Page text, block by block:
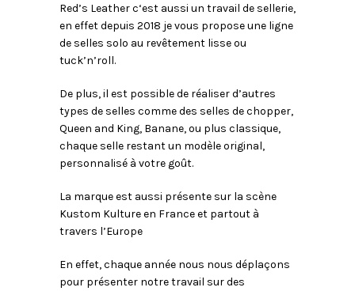
Red’s Leather c‘est aussi un travail de sellerie,
en effet depuis 2018 je vous propose une ligne
de selles solo au revêtement lisse ou
tuck’n’roll.
De plus, il est possible de réaliser d’autres
types de selles comme des selles de chopper,
Queen and King, Banane, ou plus classique,
chaque selle restant un modèle original,
personnalisé à votre goût.
La marque est aussi présente sur la scène
Kustom Kulture en France et partout à
travers l’Europe
En effet, chaque année nous nous déplaçons
pour présenter notre travail sur des